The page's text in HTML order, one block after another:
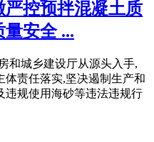
控预拌混凝土质
安全 ...
和城乡建设厅从源头入手,
体责任落实,坚决遏制生产和
违规使用海砂等违法违规行